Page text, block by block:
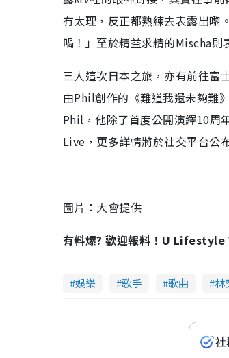
冇太理，反正都熟練去表露出嚟
喎！」至於精益求精的Mischa則
三人這次日本之旅，亦有前往富
由Phil創作的《難道我還未夠難
Phil，他除了首度公開演繹10周
Live，更多詳情將於社交平台公
圖片：大會提供
有料爆? 歡迎報料！U
娛樂 歌手 歌曲 林